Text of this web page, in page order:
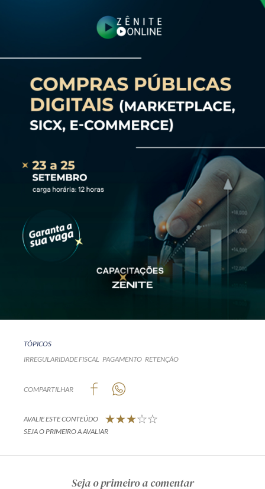
TÓPICOS
IRREGULARIDADE FISCAL PAGAMENTO RETENÇÃO
COMPARTILHAR
AVALIE ESTE CONTEÚDO
SEJA O PRIMEIRO A AVALIAR
Seja o primeiro a comentar